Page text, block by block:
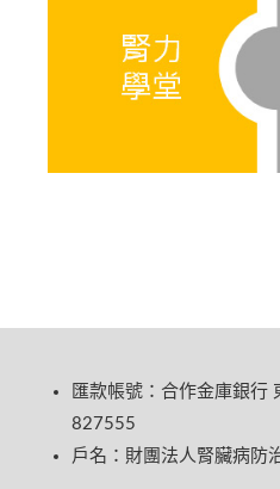
匯款帳號：合作金庫銀
827555
戶名：財團法人腎臟病防